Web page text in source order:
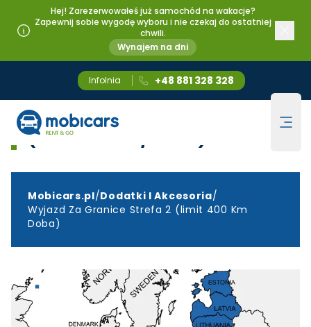
Hej! Zarezerwowałeś już samochód na wakacje?
Zapewnij sobie wygodę wyboru i nie czekaj do ostatniej
chwili.
Wynajem na dni
Infolnia +48 881 328 328
Mobicars.pl
Wyjazd za granicę Strefa 2
(limit 400 km/ doba)
Mobicars.pl/Dodatki I Akcesoria/
Wyjazd Za Granice Strefa 2 (limit 400 Km
Doba)